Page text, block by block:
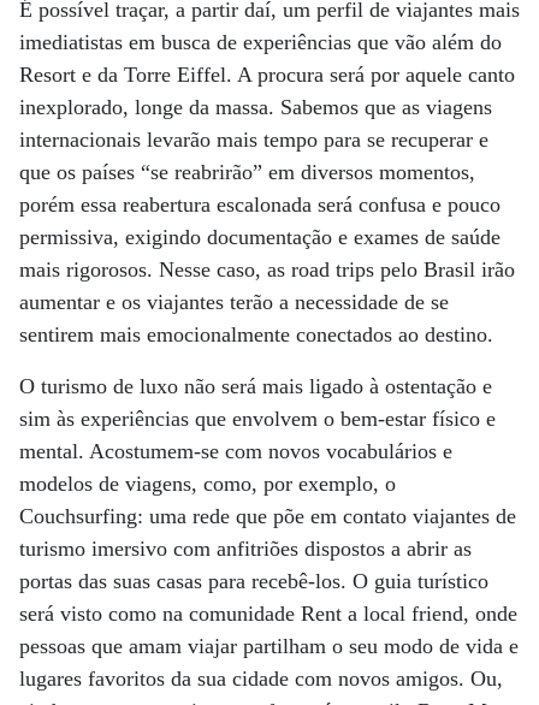
É possível traçar, a partir daí, um perfil de viajantes mais
imediatistas em busca de experiências que vão além do
Resort e da Torre Eiffel. A procura será por aquele canto
inexplorado, longe da massa. Sabemos que as viagens
internacionais levarão mais tempo para se recuperar e
que os países “se reabrirão” em diversos momentos,
porém essa reabertura escalonada será confusa e pouco
permissiva, exigindo documentação e exames de saúde
mais rigorosos. Nesse caso, as road trips pelo Brasil irão
aumentar e os viajantes terão a necessidade de se
sentirem mais emocionalmente conectados ao destino.
O turismo de luxo não será mais ligado à ostentação e
sim às experiências que envolvem o bem-estar físico e
mental. Acostumem-se com novos vocabulários e
modelos de viagens, como, por exemplo, o
Couchsurfing: uma rede que põe em contato viajantes de
turismo imersivo com anfitriões dispostos a abrir as
portas das suas casas para recebê-los. O guia turístico
será visto como na comunidade Rent a local friend, onde
pessoas que amam viajar partilham o seu modo de vida e
lugares favoritos da sua cidade com novos amigos. Ou,